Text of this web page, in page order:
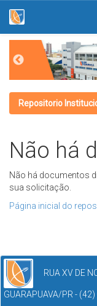
navigation
Repositorio
Não há
Não há documentos
sua solicitação.
Página inicial do
RUA XV DE
GUARAPUAVA/PR -